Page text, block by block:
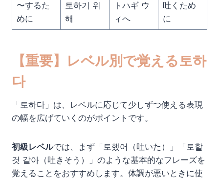
〜するた
めに
토하기 위
해
トハギ ウ
ィへ
吐くため
に
【重要】レベル別で覚える토하
다
「토하다」は、レベルに応じて少しずつ使える表現
の幅を広げていくのがポイントです。
初級レベルでは、まず「토했어（吐いた）」「토할
것 같아（吐きそう）」のような基本的なフレーズを
覚えることをおすすめします。体調が悪いときに使